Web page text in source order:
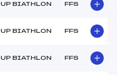
BIATHLON FFS
BIATHLON FFS
BIATHLON FFS